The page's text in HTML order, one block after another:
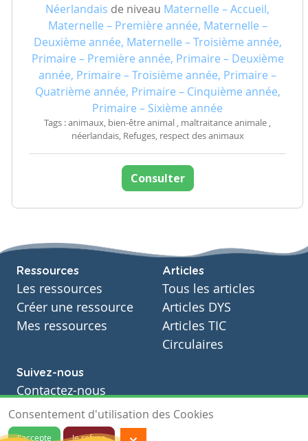
Néerlandais de niveau Maternelle – Accueil,
Maternelle – Première année, Maternelle –
Deuxième année, Maternelle – Troisième année,
Primaire – Première année, Primaire – Deuxième
année, Primaire – Troisième année, Primaire –
Quatrième année, Primaire – Cinquième année,
Primaire – Sixième année
Tags : animaux, bien-être animal , maltraitance animale ,
néerlandais, Refuges, respect des animaux
Consulter
Ressources
Les ressources
Créer une ressource
Mes ressources
Articles
Tous les articles
Articles DYS
Articles TIC
Circulaires
Suivez-nous
Contactez-nous
Soutien scolaire
Notre page Facebook
Consentement d'utilisation des Cookies
J'accepte Je refuse